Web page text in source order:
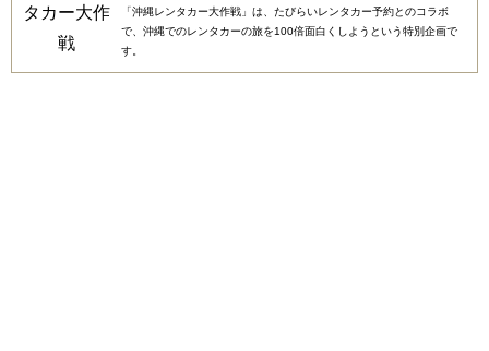
「沖縄レンタカー大作戦」は、たびらいレンタカー予約とのコラボ
で、沖縄でのレンタカーの旅を100倍面白くしようという特別企画で
す。